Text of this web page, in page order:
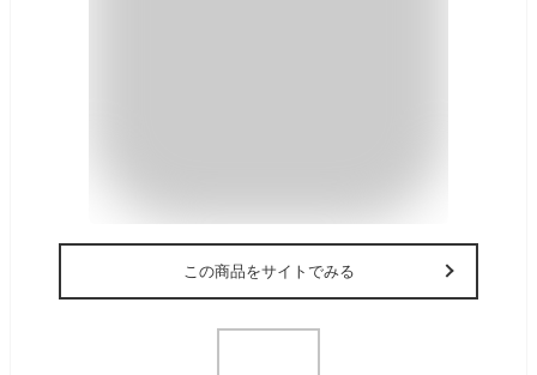
この商品をサイトでみる